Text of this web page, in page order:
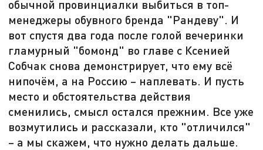
обычной провинциалки выбиться в топ-
менеджеры обувного бренда "Рандеву". И
вот спустя два года после голой вечеринки
гламурный "бомонд" во главе с Ксенией
Собчак снова демонстрирует, что ему всё
нипочём, а на Россию – наплевать. И пусть
место и обстоятельства действия
сменились, смысл остался прежним. Все уже
возмутились и рассказали, кто "отличился"
– а мы скажем, что нужно делать дальше.